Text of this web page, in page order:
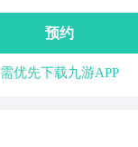
预约
需优先下载九游APP